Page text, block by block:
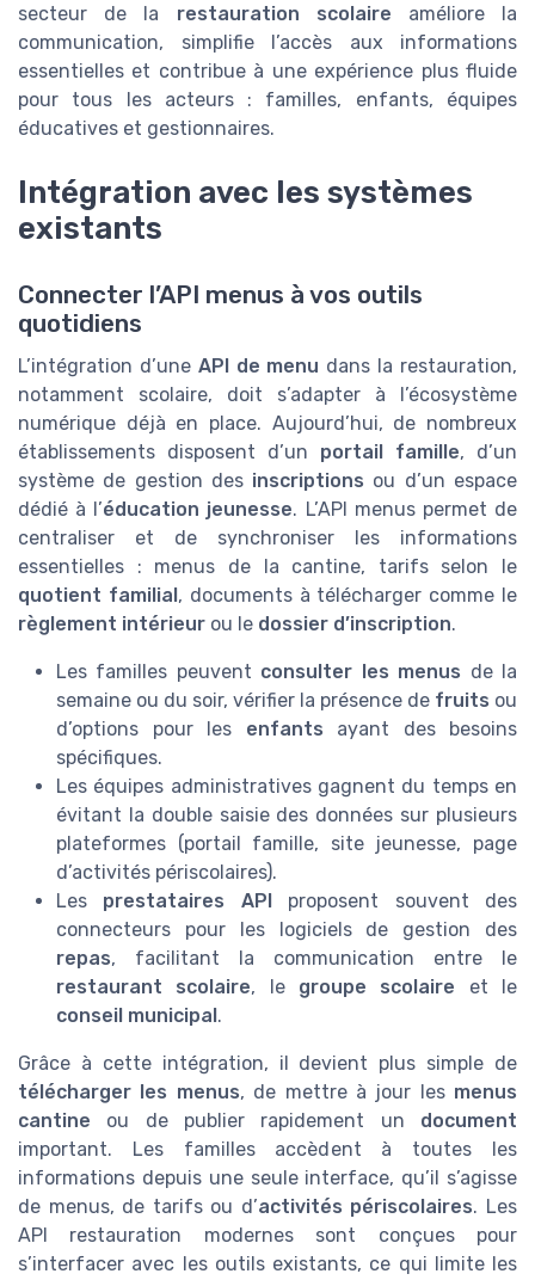
secteur de la restauration scolaire améliore la
communication, simplifie l’accès aux informations
essentielles et contribue à une expérience plus fluide
pour tous les acteurs : familles, enfants, équipes
éducatives et gestionnaires.
Intégration avec les systèmes
existants
Connecter l’API menus à vos outils
quotidiens
L’intégration d’une API de menu dans la restauration,
notamment scolaire, doit s’adapter à l’écosystème
numérique déjà en place. Aujourd’hui, de nombreux
établissements disposent d’un portail famille, d’un
système de gestion des inscriptions ou d’un espace
dédié à l’éducation jeunesse. L’API menus permet de
centraliser et de synchroniser les informations
essentielles : menus de la cantine, tarifs selon le
quotient familial , documents à télécharger comme le
règlement intérieur ou le dossier d’inscription.
Les familles peuvent consulter les menus de la
semaine ou du soir, vérifier la présence de fruits ou
d’options pour les enfants ayant des besoins
spécifiques.
Les équipes administratives gagnent du temps en
évitant la double saisie des données sur plusieurs
plateformes (portail famille, site jeunesse, page
d’activités périscolaires).
Les prestataires API
proposent souvent des
connecteurs pour les logiciels de gestion des
repas, facilitant la communication entre le
restaurant scolaire, le groupe scolaire et le
conseil municipal .
Grâce à cette intégration, il devient plus simple de
télécharger les menus, de mettre à jour les menus
cantine ou de publier rapidement un document
important. Les familles accèdent à toutes les
informations depuis une seule interface, qu’il s’agisse
de menus, de tarifs ou d’activités périscolaires. Les
API restauration modernes sont conçues pour
s’interfacer avec les outils existants, ce qui limite les